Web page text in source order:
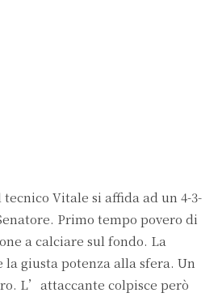
tecnico Vitale si affida ad un 4-3-
Primo tempo povero di
a calciare sul fondo. La
giusta potenza alla sfera. Un
L’attaccante colpisce però